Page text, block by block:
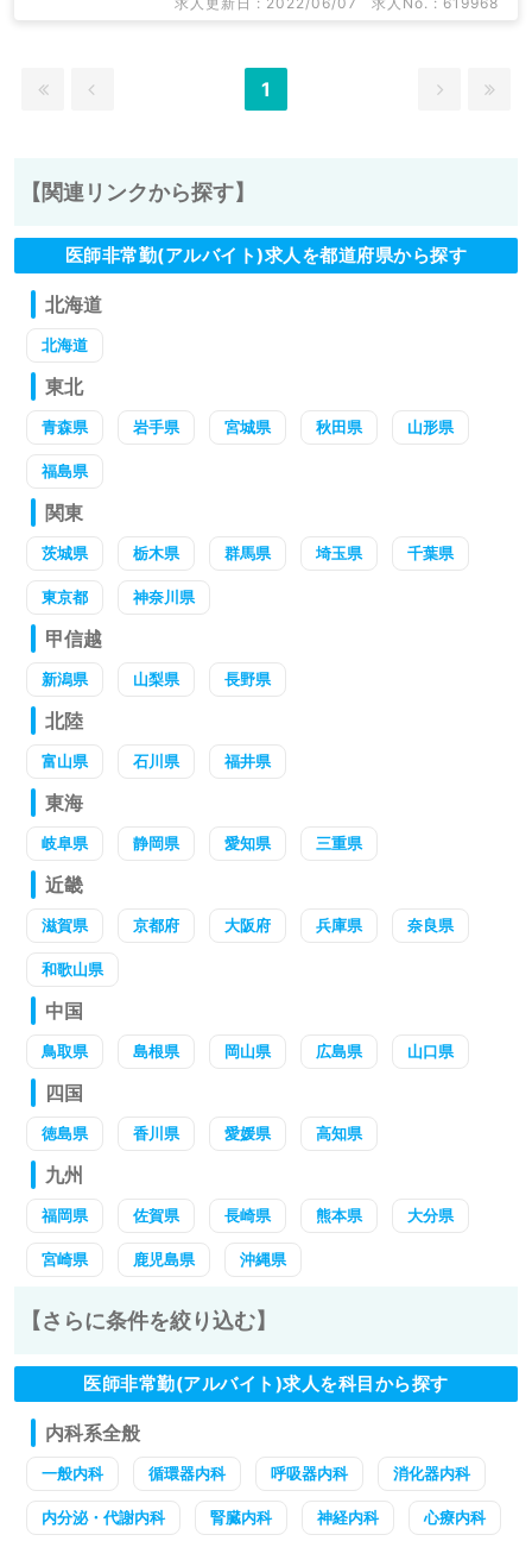
1
【関連リンクから探す】
医師非常勤(アルバイト)求人を都道府県から探す
北海道
北海道
東北
青森県 岩手県 宮城県 秋田県 山形県
福島県
関東
茨城県 栃木県 群馬県 埼玉県 千葉県
東京都 神奈川県
甲信越
新潟県 山梨県 長野県
北陸
富山県 石川県 福井県
東海
岐阜県 静岡県 愛知県 三重県
近畿
滋賀県 京都府 大阪府 兵庫県 奈良県
和歌山県
中国
鳥取県 島根県 岡山県 広島県 山口県
四国
徳島県 香川県 愛媛県 高知県
九州
福岡県 佐賀県 長崎県 熊本県 大分県
宮崎県 鹿児島県 沖縄県
【さらに条件を絞り込む】
医師非常勤(アルバイト)求人を科目から探す
内科系全般
一般内科 循環器内科 呼吸器内科 消化器内科
内分泌・代謝内科 腎臓内科 神経内科 心療内科